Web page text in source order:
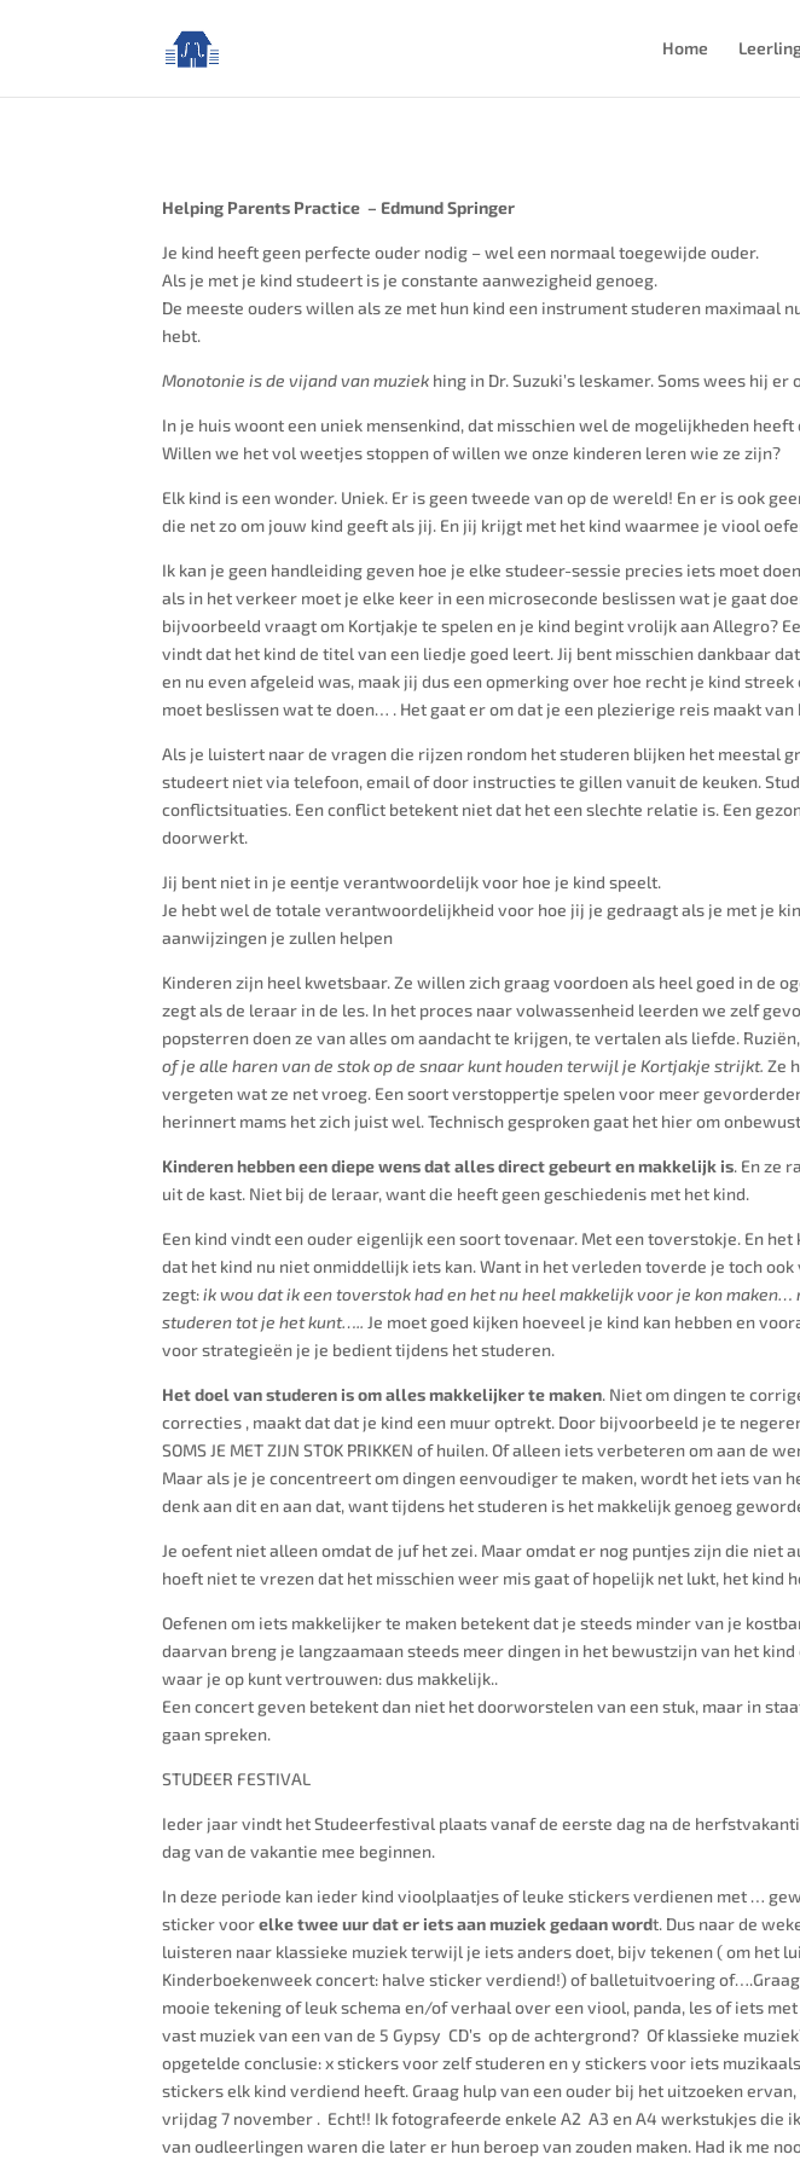
Home
Helping Parents Practice – Edmund Springer
Je kind heeft geen perfecte ouder nodig – wel een normaal toegewijde ouder.
Als je met je kind studeert is je constante aanwezigheid genoeg.
De meeste ouders willen als ze met hun kind een instrument studeren maximaal
hebt.
Monotonie is de vijand van muziek hing in Dr. Suzuki’s leskamer. Soms wees hij
In je huis woont een uniek mensenkind, dat misschien wel de mogelijkheden
Willen we het vol weetjes stoppen of willen we onze kinderen leren wie ze zijn?
Elk kind is een wonder. Uniek. Er is geen tweede van op de wereld! En er is ook
die net zo om jouw kind geeft als jij. En jij krijgt met het kind waarmee je viool
Ik kan je geen handleiding geven hoe je elke studeer-sessie precies iets moet
als in het verkeer moet je elke keer in een microseconde beslissen wat je gaat
bijvoorbeeld vraagt om Kortjakje te spelen en je kind begint vrolijk aan Allegro?
vindt dat het kind de titel van een liedje goed leert. Jij bent misschien dankbaar
en nu even afgeleid was, maak jij dus een opmerking over hoe recht je kind
moet beslissen wat te doen… . Het gaat er om dat je een plezierige reis maakt
Als je luistert naar de vragen die rijzen rondom het studeren blijken het meestal
studeert niet via telefoon, email of door instructies te gillen vanuit de keuken.
conflictsituaties. Een conflict betekent niet dat het een slechte relatie is. Een
doorwerkt.
Jij bent niet in je eentje verantwoordelijk voor hoe je kind speelt.
Je hebt wel de totale verantwoordelijkheid voor hoe jij je gedraagt als je met je
aanwijzingen je zullen helpen
Kinderen zijn heel kwetsbaar. Ze willen zich graag voordoen als heel goed in de
zegt als de leraar in de les. In het proces naar volwassenheid leerden we zelf
popsterren doen ze van alles om aandacht te krijgen, te vertalen als liefde.
of je alle haren van de stok op de snaar kunt houden terwijl je Kortjakje strijkt.Ze
vergeten wat ze net vroeg. Een soort verstoppertje spelen voor meer
herinnert mams het zich juist wel. Technisch gesproken gaat het hier om
Kinderen hebben een diepe wens dat alles direct gebeurt en makkelijk is. En ze
uit de kast. Niet bij de leraar, want die heeft geen geschiedenis met het kind.
Een kind vindt een ouder eigenlijk een soort tovenaar. Met een toverstokje. En
dat het kind nu niet onmiddellijk iets kan. Want in het verleden toverde je toch
zegt:ik wou dat ik een toverstok had en het nu heel makkelijk voor je kon
studeren tot je het kunt….. Je moet goed kijken hoeveel je kind kan hebben en
voor strategieën je je bedient tijdens het studeren.
Het doel van studeren is om alles makkelijker te maken. Niet om dingen te
correcties , maakt dat dat je kind een muur optrekt. Door bijvoorbeeld je te negeren….
SOMS JE MET ZIJN STOK PRIKKEN of huilen. Of alleen iets verbeteren om aan de
Maar als je je concentreert om dingen eenvoudiger te maken, wordt het iets van
denk aan dit en aan dat, want tijdens het studeren is het makkelijk genoeg
Je oefent niet alleen omdat de juf het zei. Maar omdat er nog puntjes zijn die
hoeft niet te vrezen dat het misschien weer mis gaat of hopelijk net lukt, het kind
Oefenen om iets makkelijker te maken betekent dat je steeds minder van je
daarvan breng je langzaamaan steeds meer dingen in het bewustzijn van het
waar je op kunt vertrouwen: dus makkelijk..
Een concert geven betekent dan niet het doorworstelen van een stuk, maar in
gaan spreken.
STUDEER FESTIVAL
Ieder jaar vindt het Studeerfestival plaats vanaf de eerste dag na de
dag van de vakantie mee beginnen.
In deze periode kan ieder kind vioolplaatjes of leuke stickers verdienen met …
sticker voorelke twee uur dat er iets aan muziek gedaan wordt. Dus naar de
luisteren naar klassieke muziek terwijl je iets anders doet, bijv tekenen ( om het
Kinderboekenweek concert: halve sticker verdiend!) of balletuitvoering
mooie tekening of leuk schema en/of verhaal over een viool, panda, les of iets
vast muziek van een van de 5 Gypsy CD’s op de achtergrond? Of klassieke
opgetelde conclusie: x stickers voor zelf studeren en y stickers voor iets
stickers elk kind verdiend heeft. Graag hulp van een ouder bij het uitzoeken
vrijdag 7 november . Echt!! Ik fotografeerde enkele A2 A3 en A4 werkstukjes
van oudleerlingen waren die later er hun beroep van zouden maken. Had ik me